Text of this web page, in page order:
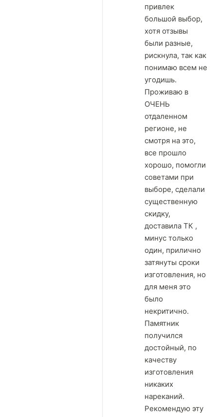
привлек
большой выбор,
хотя отзывы
были разные,
рискнула, так как
понимаю всем не
угодишь.
Проживаю в
ОЧЕНЬ
отдаленном
регионе, не
смотря на это,
все прошло
хорошо, помогли
советами при
выборе, сделали
существенную
скидку,
доставила ТК ,
минус только
один, прилично
затянуты сроки
изготовления, но
для меня это
было
некритично.
Памятник
получился
достойный, по
качеству
изготовления
никаких
нареканий.
Рекомендую эту